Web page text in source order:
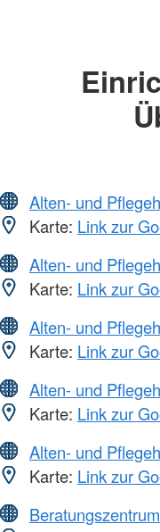
Alten- und
Karte: Link zur
Alten- und
Karte: Link zur
Alten- und
Karte: Link zur
Alten- und
Karte: Link zur
Alten- und
Karte: Link zur
Beratungszentrum